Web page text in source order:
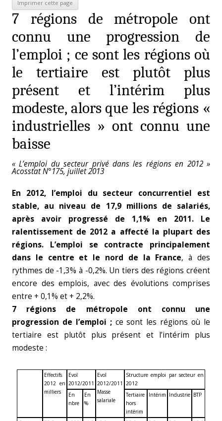
7 régions de métropole ont
connu une progression de
l’emploi ; ce sont les régions où
le tertiaire est plutôt plus
présent et l’intérim plus
modeste, alors que les régions «
industrielles » ont connu une
baisse
« L’emploi du secteur privé dans les régions en 2012 »
Acosstat N°175, juillet 2013
En 2012, l’emploi du secteur concurrentiel est
stable, au niveau de 17,9 millions de salariés,
après avoir progressé de 1,1% en 2011. Le
ralentissement de 2012 a affecté la plupart des
régions. L’emploi se contracte principalement
dans le centre et le nord de la France, à des
rythmes de -1,3% à -0,2%. Un tiers des régions créent
encore des emplois, avec des évolutions comprises
entre + 0,1% et + 2,2%.
7 régions de métropole ont connu une
progression de l’emploi ;ce sont les régions où le
tertiaire est plutôt plus présent et l’intérim plus
modeste :
Effectifs
2012 en
milliers
Evol
2012/2011
Evol
2012/2011
Masse
salariale
Structure emploi par secteur en
2012
En
nbre
En
%
Tertiaire
hors
intérim
Intérim Industrie BTP